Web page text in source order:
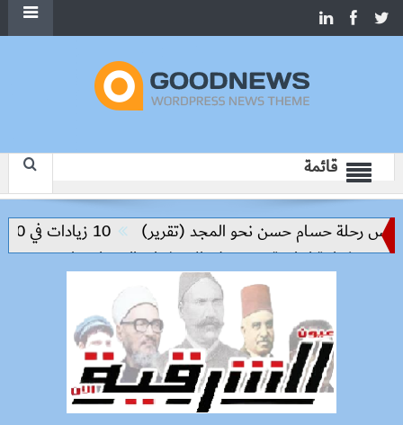
قائمة
رحلة حسام حسن نحو المجد (تقرير)
10 زيادات في 10 سنوات.. هل حان الوقت لرفع دعم البنزين نهائيا؟
إنتاجية ترتكز على الاستثمار والتكنولوجيا